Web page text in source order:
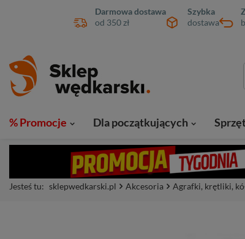
Darmowa dostawa
od 350 zł
Szybka
dostawa
% Promocje Dla początkujących
Jesteś tu: sklepwedkarski.pl Akcesoria Agrafki, krętliki,